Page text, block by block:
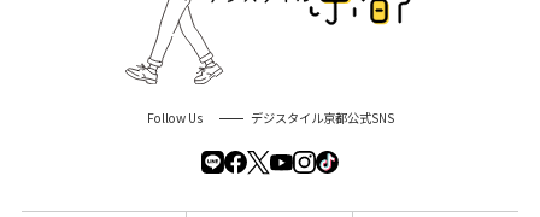
Follow Us デジスタイル京都公式SNS